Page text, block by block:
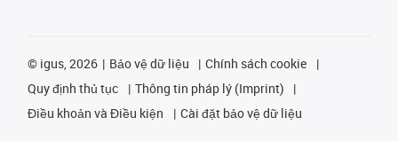
© igus, 2026 Bảo vệ dữ liệu
Chính sách cookie
Quy định thủ tục
Thông tin pháp lý (Imprint)
Điều khoản và Điều kiện
Cài đặt bảo vệ dữ liệu